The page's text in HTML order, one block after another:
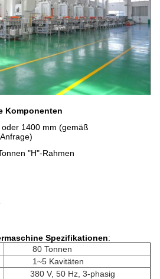
Komponenten
1400 mm (gemäß
"H"-Rahmen
Spezifikationen:
80 Tonnen
1~5 Kavitäten
380 V, 50 Hz, 3-phasig